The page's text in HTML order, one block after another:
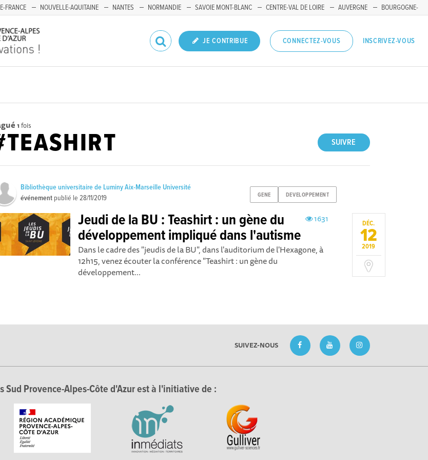
FRANCE NOUVELLE-AQUITAINE NANTES NORMANDIE SAVOIE MONT-BLANC CENTRE-VAL DE LOIRE AUVERGNE
BOURGOGNE-
JE CONTRIBUE CONNECTEZ-VOUS INSCRIVEZ-VOUS
1 fois
SUIVRE
GENE DEVELOPPEMENT
Bibliothèque universitaire de Luminy Aix-Marseille Université
événement publié le28/11/2019
DÉC.
12
2019
1631
Jeudi de la BU : Teashirt : un gène du
développement impliqué dans l'autisme
Dans le cadre des "jeudis de la BU", dans l'auditorium de l'Hexagone, à
12h15, venez écouter la conférence "Teashirt : un gène du
développement...
SUIVEZ-NOUS
Sud Provence-Alpes-Côte d'Azur est à l'initiative de :